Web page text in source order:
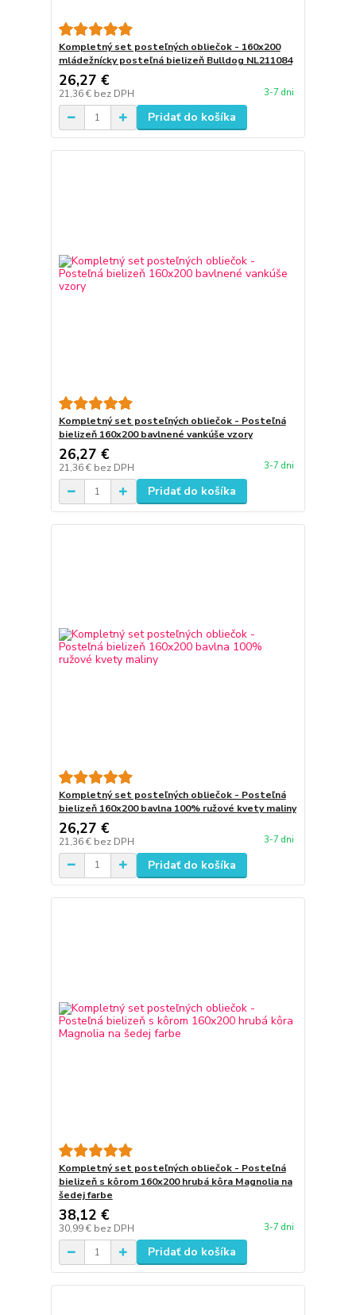
Kompletný set posteľných obliečok - 160x200
mládežnícky posteľná bielizeň Bulldog NL211084
26,27 €
21,36 € bez DPH 3-7 dni
Pridať do košíka
Kompletný set posteľných obliečok - Posteľná
bielizeň 160x200 bavlnené vankúše vzory
26,27 €
21,36 € bez DPH 3-7 dni
Pridať do košíka
Kompletný set posteľných obliečok - Posteľná
bielizeň 160x200 bavlna 100% ružové kvety maliny
26,27 €
21,36 € bez DPH 3-7 dni
Pridať do košíka
Kompletný set posteľných obliečok - Posteľná
bielizeň s kôrom 160x200 hrubá kôra Magnolia na
šedej farbe
38,12 €
30,99 € bez DPH 3-7 dni
Pridať do košíka